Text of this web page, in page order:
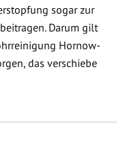
sogar zur
Darum gilt
Hornow-
das verschiebe